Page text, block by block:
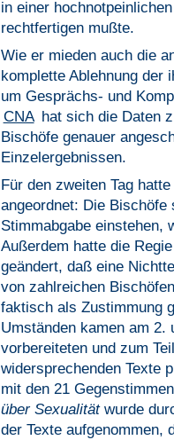
in einer
rechtfertigen mußte.
Wie er mieden auch die
komplette Ablehnung der
um Gesprächs- und
CNA hat sich die Daten
Bischöfe genauer
Einzelergebnissen.
Für den zweiten Tag
angeordnet: Die
Stimmabgabe einstehen,
Außerdem hatte die
geändert, daß eine
von zahlreichen
faktisch als Zustimmung
Umständen kamen am 2.
vorbereiteten und zum
widersprechenden Texte
mit den 21
über Sexualitätwurde
der Texte aufgenommen,